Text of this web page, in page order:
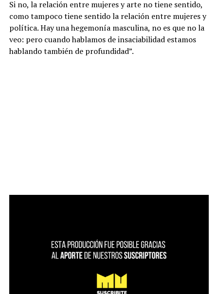
Si no, la relación entre mujeres y arte no tiene sentido,
como tampoco tiene sentido la relación entre mujeres y
política. Hay una hegemonía masculina, no es que no la
veo: pero cuando hablamos de insaciabilidad estamos
hablando también de profundidad”.